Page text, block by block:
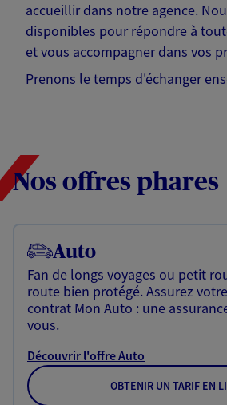
accueillir dans notre agence.
disponibles pour répondre à
et vous accompagner dans vos
Prenons le temps d'échanger
Nos offres phares
Auto
Fan de longs voyages ou petit
route bien protégé. Assurez
contrat Mon Auto : une
vous.
Découvrir l'offre Auto
OBTENIR UN TARIF EN